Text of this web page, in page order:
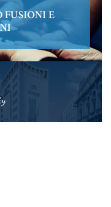
FUSIONI E